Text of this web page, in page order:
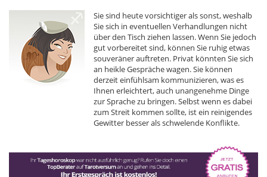
Sie sind heute vorsichtiger als sonst, weshalb
Sie sich in eventuellen Verhandlungen nicht
über den Tisch ziehen lassen. Wenn Sie jedoch
gut vorbereitet sind, können Sie ruhig etwas
souveräner auftreten. Privat könnten Sie sich
an heikle Gespräche wagen. Sie können
derzeit einfühlsam kommunizieren, was es
Ihnen erleichtert, auch unangenehme Dinge
zur Sprache zu bringen. Selbst wenn es dabei
zum Streit kommen sollte, ist ein reinigendes
Gewitter besser als schwelende Konflikte.